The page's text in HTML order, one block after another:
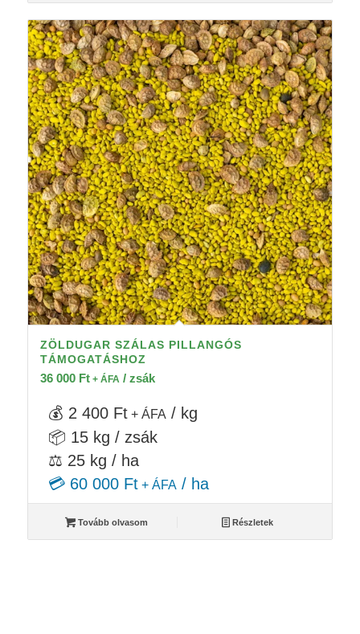
ZÖLDUGAR SZÁLAS PILLANGÓS
TÁMOGATÁSHOZ
36 000 Ft+ ÁFA / zsák
💰 2 400 Ft+ ÁFA / kg
📦 15 kg / zsák
⚖️ 25 kg / ha
💳 60 000 Ft+ ÁFA/ ha
Tovább olvasom Részletek